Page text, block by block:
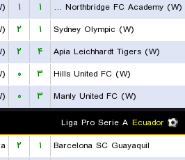
Bulls Northbridge FC Academy (W)
۱ ۱
Sydney Olympic (W)
۱ ۲
Apia Leichhardt Tigers (W)
۴ ۲
Hills United FC (W)
۳ ۰
Manly United FC (W)
۳ ۰
Ecuador
Liga Pro Serie A
Barcelona SC Guayaquil
۱ ۲